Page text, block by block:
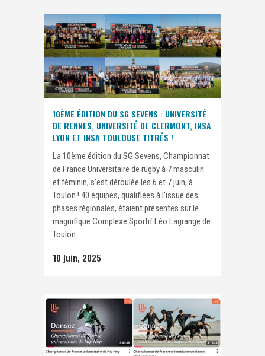
10ÈME ÉDITION DU SG SEVENS : UNIVERSITÉ
DE RENNES, UNIVERSITÉ DE CLERMONT, INSA
LYON ET INSA TOULOUSE TITRÉS !
La 10ème édition du SG Sevens, Championnat
de France Universitaire de rugby à 7 masculin
et féminin, s'est déroulée les 6 et 7 juin, à
Toulon ! 40 équipes, qualifiées à l’issue des
phases régionales, étaient présentes sur le
magnifique Complexe Sportif Léo Lagrange de
Toulon...
10 juin, 2025